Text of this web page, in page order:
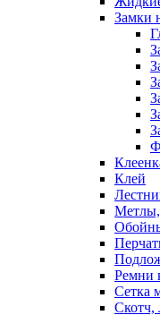
Замки
Клей
Ремни
Сетка
Скотч,